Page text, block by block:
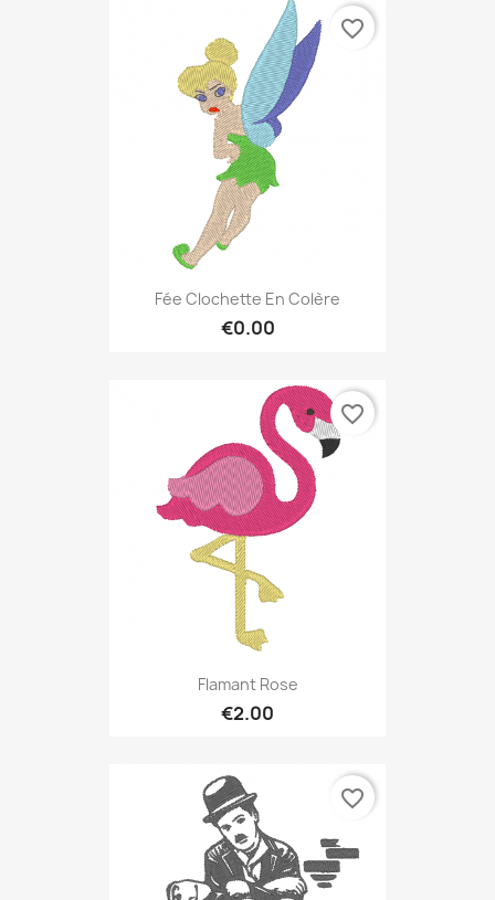
Fée Clochette En Colère
€0.00
favorite_border
Flamant Rose
€2.00
favorite_border
favorite_border